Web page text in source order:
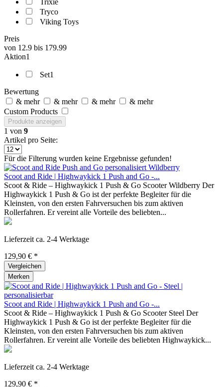
Tryco
Viking Toys
Preis
von 12.9 bis 179.99
Aktion1
Set1
Bewertung
& mehr
& mehr & mehr
& mehr
Custom Products
Produkte anzeigen
1 von 9
Artikel pro Seite:
Für die Filterung wurden keine Ergebnisse gefunden!
Scoot and Ride | Highwaykick 1 Push and Go -...
Scoot & Ride – Highwaykick 1 Push & Go Scooter Wildberry Der
Highwaykick 1 Push & Go ist der perfekte Begleiter für die
Kleinsten, von den ersten Fahrversuchen bis zum aktiven
Rollerfahren. Er vereint alle Vorteile des beliebten...
Lieferzeit ca. 2-4 Werktage
129,90 € *
Vergleichen
Merken
Scoot and Ride | Highwaykick 1 Push and Go -...
Scoot & Ride – Highwaykick 1 Push & Go Scooter Steel Der
Highwaykick 1 Push & Go ist der perfekte Begleiter für die
Kleinsten, von den ersten Fahrversuchen bis zum aktiven
Rollerfahren. Er vereint alle Vorteile des beliebten Highwaykick...
Lieferzeit ca. 2-4 Werktage
129,90 € *